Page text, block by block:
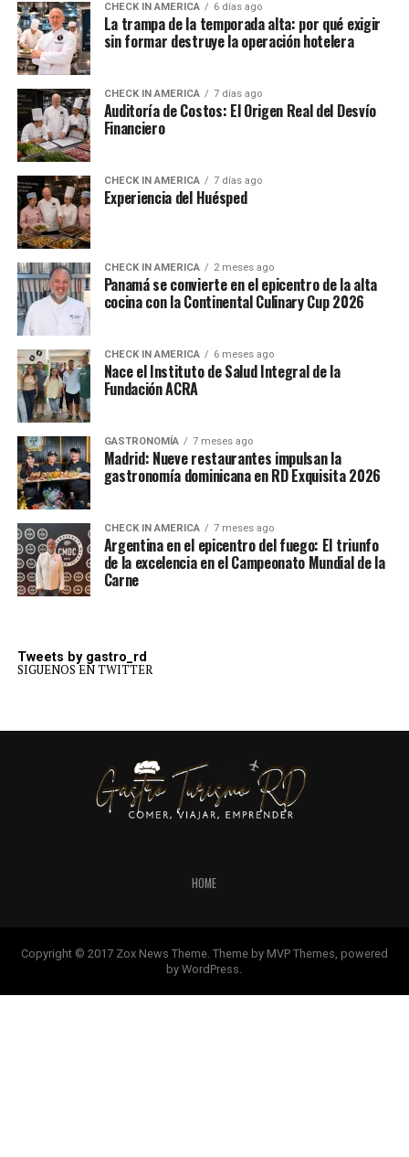
CHECK IN AMERICA 6 días ago
La trampa de la temporada alta: por qué exigir
sin formar destruye la operación hotelera
CHECK IN AMERICA 7 días ago
Auditoría de Costos: El Origen Real del Desvío
Financiero
CHECK IN AMERICA 7 días ago
Experiencia del Huésped
CHECK IN AMERICA 2 meses ago
Panamá se convierte en el epicentro de la alta
cocina con la Continental Culinary Cup 2026
CHECK IN AMERICA 6 meses ago
Nace el Instituto de Salud Integral de la
Fundación ACRA
GASTRONOMÍA 7 meses ago
Madrid: Nueve restaurantes impulsan la
gastronomía dominicana en RD Exquisita 2026
CHECK IN AMERICA 7 meses ago
Argentina en el epicentro del fuego: El triunfo
de la excelencia en el Campeonato Mundial de la
Carne
Tweets by gastro_rd
SIGUENOS EN TWITTER
HOME
Copyright © 2017 Zox News Theme. Theme by MVP Themes, powered
by WordPress.